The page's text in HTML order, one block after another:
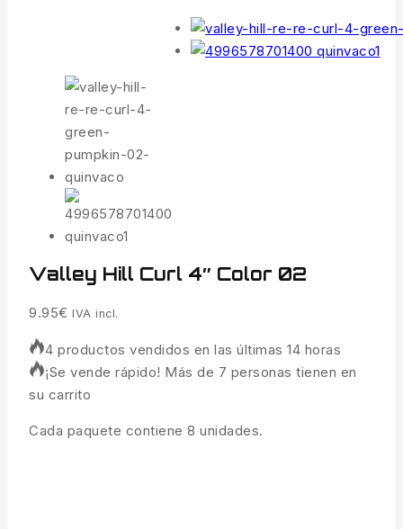
Valley Hill Curl 4″ Color 02
9.95€ IVA incl.
4 productos vendidos en las últimas 14 horas
¡Se vende rápido! Más de 7 personas tienen en
su carrito
Cada paquete contiene 8 unidades.